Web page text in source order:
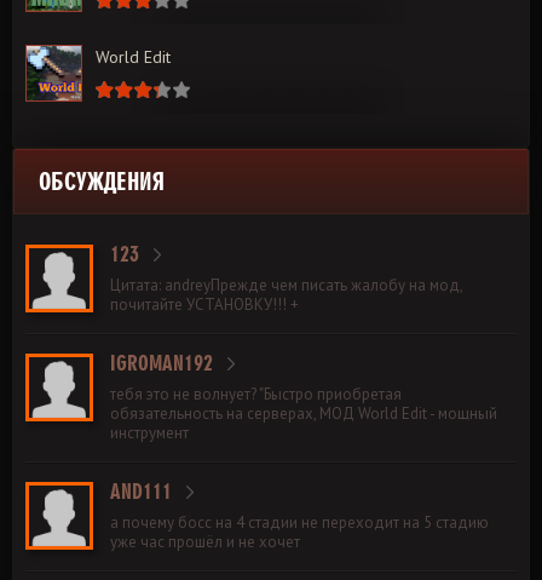
World Edit
ОБСУЖДЕНИЯ
123
Цитата: andreyПрежде чем писать жалобу на мод,
почитайте УСТАНОВКУ!!! +
IGROMAN192
тебя это не волнует? "Быстро приобретая
обязательность на серверах, МОД World Edit - мощный
инструмент
AND111
а почему босс на 4 стадии не переходит на 5 стадию
уже час прошёл и не хочет